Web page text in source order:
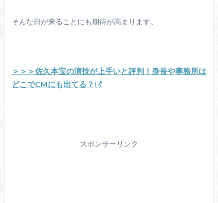
そんな日が来ることにも期待が高まります。
＞＞＞佐久本宝の演技が上手いと評判！身長や事務所は
どこでCMにも出てる？
スポンサーリンク